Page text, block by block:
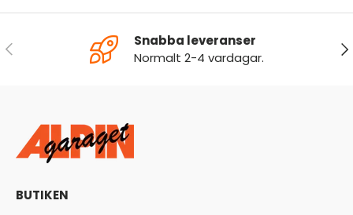
FÖREGÅENDE
Snabba leveranser
Normalt 2-4 vardagar.
BUTIKEN